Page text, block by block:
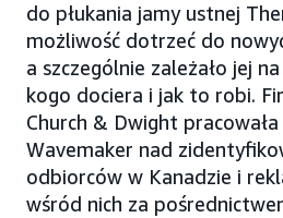
do płukania jamy ustnej
możliwość dotrzeć do
a szczególnie zależało jej
kogo dociera i jak to robi.
Church & Dwight
Wavemaker nad
odbiorców w Kanadzie i
wśród nich za